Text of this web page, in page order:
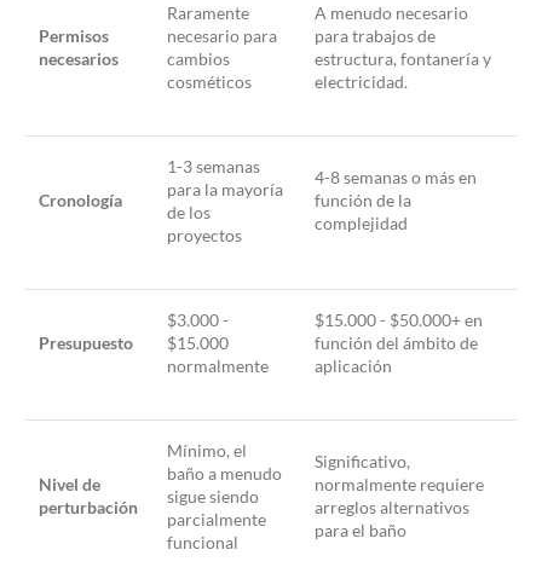
Permisos
necesarios
Raramente
necesario para
cambios
cosméticos
A menudo necesario
para trabajos de
estructura, fontanería y
electricidad.
Cronología
1-3 semanas
para la mayoría
de los
proyectos
4-8 semanas o más en
función de la
complejidad
Presupuesto
$3.000 -
$15.000
normalmente
$15.000 - $50.000+ en
función del ámbito de
aplicación
Nivel de
perturbación
Mínimo, el
baño a menudo
sigue siendo
parcialmente
funcional
Significativo,
normalmente requiere
arreglos alternativos
para el baño